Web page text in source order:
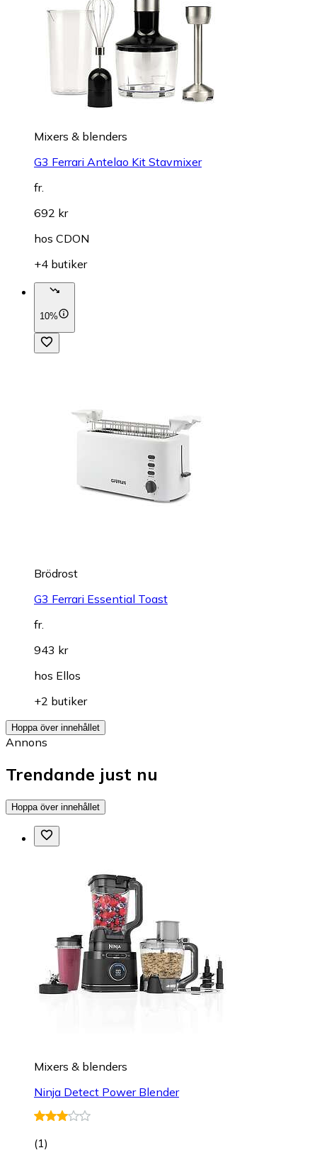
Mixers & blenders
G3 Ferrari Antelao Kit Stavmixer
fr.
692 kr
hos CDON
+4 butiker
10%
Brödrost
G3 Ferrari Essential Toast
fr.
943 kr
hos Ellos
+2 butiker
Hoppa över innehållet
Annons
Trendande just nu
Hoppa över innehållet
Mixers & blenders
Ninja Detect Power Blender
(1)